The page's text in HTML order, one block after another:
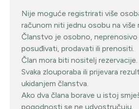
Nije moguće registrirati više
računom niti jednu osobu na više
Članstvo je osobno,
posuđivati, prodavati ili prenositi.
Član mora biti nositelj rezervacije.
Svaka zlouporaba ili prijevara
ukidanjem članstva.
Ako dva člana borave u istoj
pogodnosti se ne udvostručuju.